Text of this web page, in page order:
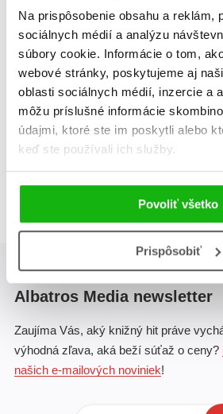
Na prispôsobenie obsahu a reklám,
sociálnych médií a analýzu
súbory cookie. Informácie o tom,
webové stránky, poskytujeme aj
oblasti sociálnych médií, inzercie a
môžu príslušné informácie
údajmi, ktoré ste im poskytli alebo
keď ste používali ich služby.
Povoliť všetko
Prispôsobiť
Príbehy s babičkou a
Valentina Cammilli
Celkom kníh:
Albatros Media newsletter
Zaujíma Vás, aký knižný hit práve
výhodná zľava, aká beží súťaž o ceny?
našich e-mailových noviniek!